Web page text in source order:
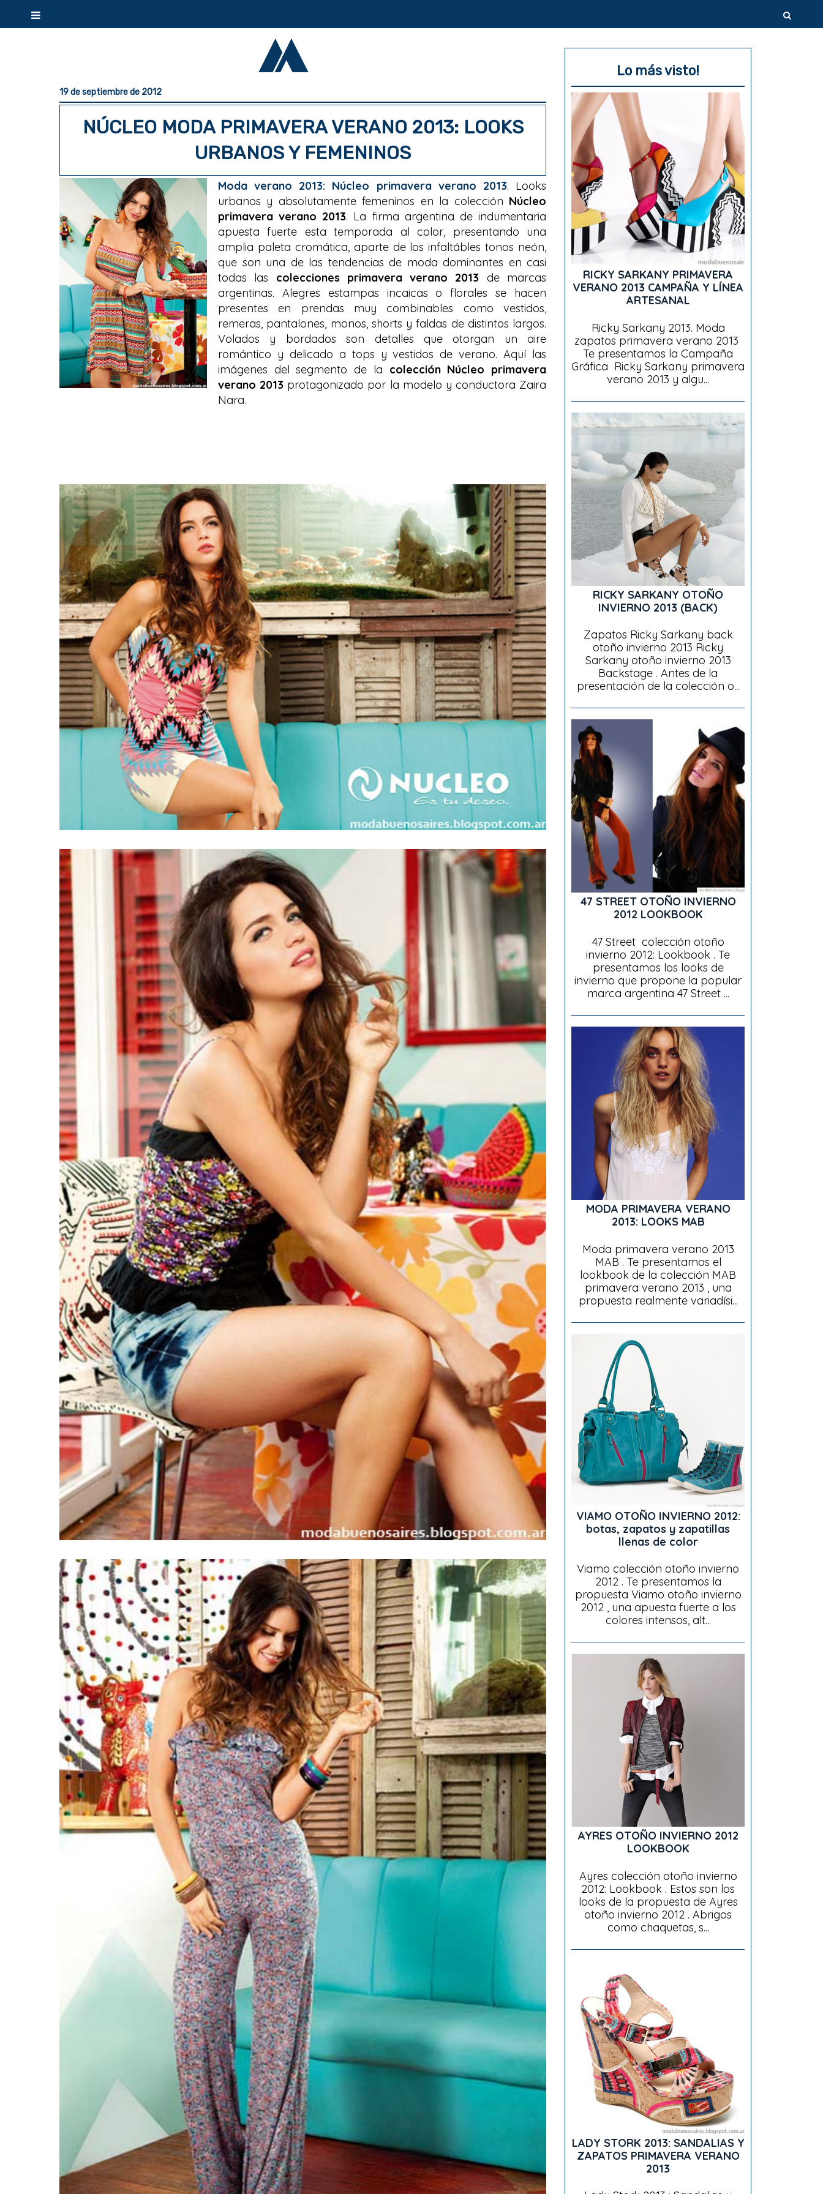
19 de septiembre de 2012
NÚCLEO MODA PRIMAVERA VERANO 2013: LOOKS
URBANOS Y FEMENINOS
Moda verano 2013: Núcleo primavera verano 2013. Looks
urbanos y absolutamente femeninos en la colección Núcleo
primavera verano 2013. La firma argentina de indumentaria
apuesta fuerte esta temporada al color, presentando una
amplia paleta cromática, aparte de los infaltábles tonos neón,
que son una de las tendencias de moda dominantes en casi
todas las colecciones primavera verano 2013 de marcas
argentinas. Alegres estampas incaicas o florales se hacen
presentes en prendas muy combinables como vestidos,
remeras, pantalones, monos, shorts y faldas de distintos largos.
Volados y bordados son detalles que otorgan un aire
romántico y delicado a tops y vestidos de verano. Aquí las
imágenes del segmento de la colección Núcleo primavera
verano 2013 protagonizado por la modelo y conductora Zaira
Nara.
Lo más visto!
RICKY SARKANY PRIMAVERA
VERANO 2013 CAMPAÑA Y LÍNEA
ARTESANAL
Ricky Sarkany 2013. Moda
zapatos primavera verano 2013
Te presentamos la Campaña
Gráfica Ricky Sarkany primavera
verano 2013 y algu...
RICKY SARKANY OTOÑO
INVIERNO 2013 (BACK)
Zapatos Ricky Sarkany back
otoño invierno 2013 Ricky
Sarkany otoño invierno 2013
Backstage . Antes de la
presentación de la colección o...
47 STREET OTOÑO INVIERNO
2012 LOOKBOOK
47 Street colección otoño
invierno 2012: Lookbook . Te
presentamos los looks de
invierno que propone la popular
marca argentina 47 Street ...
MODA PRIMAVERA VERANO
2013: LOOKS MAB
Moda primavera verano 2013
MAB . Te presentamos el
lookbook de la colección MAB
primavera verano 2013 , una
propuesta realmente variadísi...
VIAMO OTOÑO INVIERNO 2012:
botas, zapatos y zapatillas
llenas de color
Viamo colección otoño invierno
2012 . Te presentamos la
propuesta Viamo otoño invierno
2012 , una apuesta fuerte a los
colores intensos, alt...
AYRES OTOÑO INVIERNO 2012
LOOKBOOK
Ayres colección otoño invierno
2012: Lookbook . Estos son los
looks de la propuesta de Ayres
otoño invierno 2012 . Abrigos
como chaquetas, s...
LADY STORK 2013: SANDALIAS Y
ZAPATOS PRIMAVERA VERANO
2013